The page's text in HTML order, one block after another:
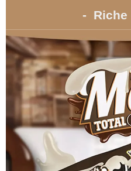
- Riche